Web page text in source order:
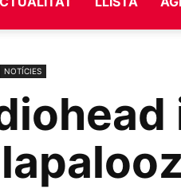
NOTÍCIES